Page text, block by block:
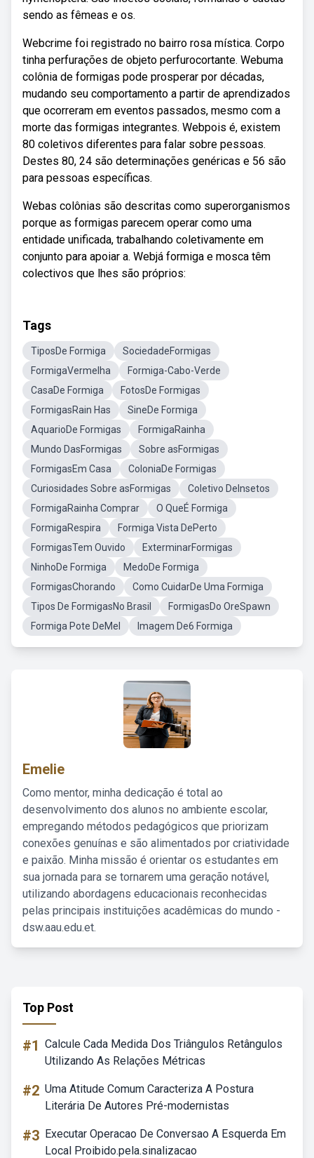
sendo as fêmeas e os.
Webcrime foi registrado no bairro rosa mística. Corpo
tinha perfurações de objeto perfurocortante. Webuma
colônia de formigas pode prosperar por décadas,
mudando seu comportamento a partir de aprendizados
que ocorreram em eventos passados, mesmo com a
morte das formigas integrantes. Webpois é, existem
80 coletivos diferentes para falar sobre pessoas.
Destes 80, 24 são determinações genéricas e 56 são
para pessoas específicas.
Webas colônias são descritas como superorganismos
porque as formigas parecem operar como uma
entidade unificada, trabalhando coletivamente em
conjunto para apoiar a. Webjá formiga e mosca têm
colectivos que lhes são próprios:
Tags
TiposDe Formiga
SociedadeFormigas
FormigaVermelha
Formiga-Cabo-Verde
CasaDe Formiga
FotosDe Formigas
FormigasRain Has
SineDe Formiga
AquarioDe Formigas
FormigaRainha
Mundo DasFormigas
Sobre asFormigas
FormigasEm Casa
ColoniaDe Formigas
Curiosidades Sobre asFormigas
Coletivo DeInsetos
FormigaRainha Comprar
O QueÉ Formiga
FormigaRespira
Formiga Vista DePerto
FormigasTem Ouvido
ExterminarFormigas
NinhoDe Formiga
MedoDe Formiga
FormigasChorando
Como CuidarDe Uma Formiga
Tipos De FormigasNo Brasil
FormigasDo OreSpawn
Formiga Pote DeMel
Imagem De6 Formiga
Emelie
Como mentor, minha dedicação é total ao
desenvolvimento dos alunos no ambiente escolar,
empregando métodos pedagógicos que priorizam
conexões genuínas e são alimentados por criatividade
e paixão. Minha missão é orientar os estudantes em
sua jornada para se tornarem uma geração notável,
utilizando abordagens educacionais reconhecidas
pelas principais instituições acadêmicas do mundo -
dsw.aau.edu.et.
Top Post
#1 Calcule Cada Medida Dos Triângulos Retângulos
Utilizando As Relações Métricas
#2 Uma Atitude Comum Caracteriza A Postura
Literária De Autores Pré-modernistas
#3 Executar Operacao De Conversao A Esquerda Em
Local Proibido.pela.sinalizacao